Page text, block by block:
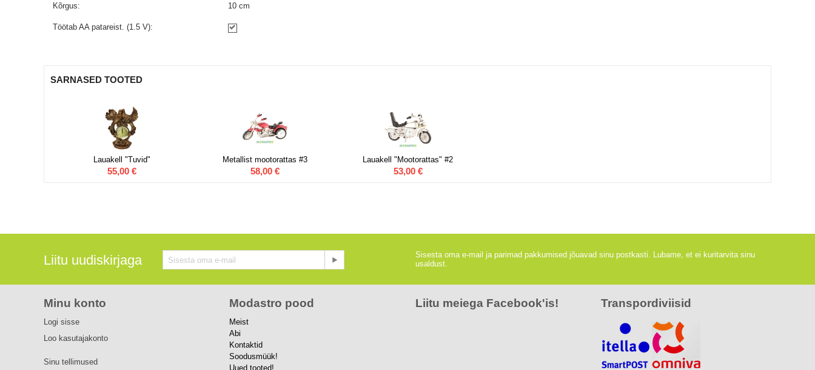
Kõrgus: 10 cm
Töötab AA patareist. (1.5 V):
SARNASED TOOTED
Lauakell "Tuvid"
55,00 €
Metallist mootorattas #3
58,00 €
Lauakell "Mootorattas" #2
53,00 €
Liitu uudiskirjaga
Sisesta oma e-mail ja parimad pakkumised jõuavad sinu postkasti. Lubame, et ei kuritarvita sinu
usaldust.
Minu konto
Logi sisse
Loo kasutajakonto
Sinu tellimused
Modastro pood
Meist
Abi
Kontaktid
Soodusmüük!
Uued tooted!
Liitu meiega Facebook'is! Transpordiviisid